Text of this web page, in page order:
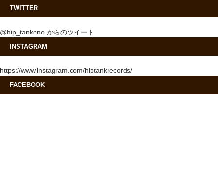
TWITTER
@hip_tankono からのツイート
INSTAGRAM
https://www.instagram.com/hiptankrecords/
FACEBOOK